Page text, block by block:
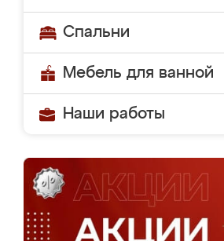
Спальни
Мебель для ванной
Наши работы